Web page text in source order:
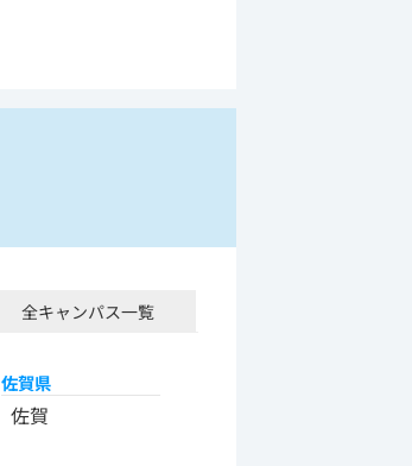
全キャンパス一覧
佐賀県
佐賀